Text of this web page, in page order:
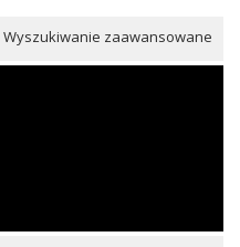
Wyszukiwanie zaawansowane